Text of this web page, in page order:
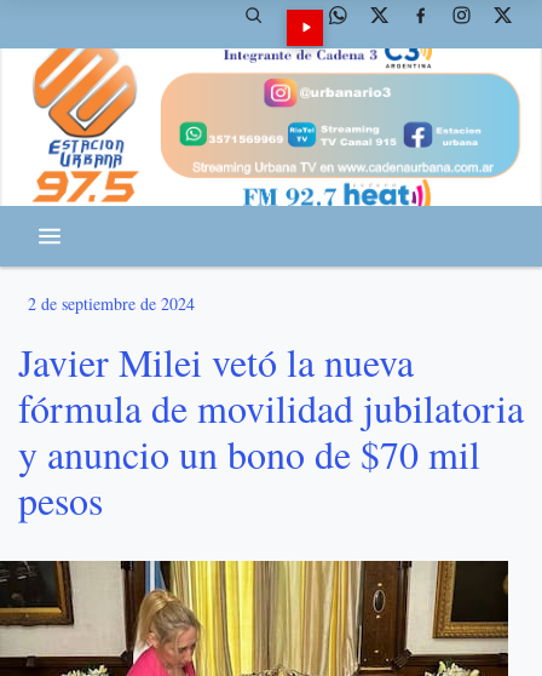
2 de septiembre de 2024
Javier Milei vetó la nueva
fórmula de movilidad jubilatoria
y anuncio un bono de $70 mil
pesos